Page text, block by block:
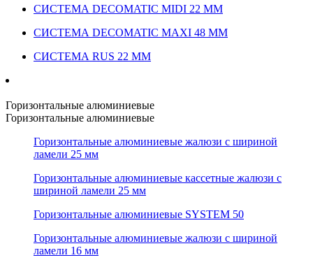
СИСТЕМА DECOMATIC MIDI 22 ММ
СИСТЕМА DECOMATIC MAXI 48 ММ
СИСТЕМА RUS 22 ММ
Горизонтальные алюминиевые
Горизонтальные алюминиевые
Горизонтальные алюминиевые жалюзи с шириной
ламели 25 мм
Горизонтальные алюминиевые кассетные жалюзи с
шириной ламели 25 мм
Горизонтальные алюминиевые SYSTEM 50
Горизонтальные алюминиевые жалюзи с шириной
ламели 16 мм